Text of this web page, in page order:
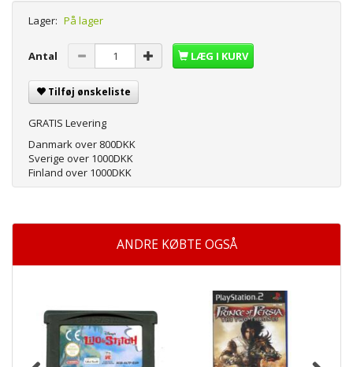
Lager: På lager
Antal LÆG I KURV
Tilføj ønskeliste
GRATIS Levering
Danmark over 800DKK
Sverige over 1000DKK
Finland over 1000DKK
ANDRE KØBTE OGSÅ